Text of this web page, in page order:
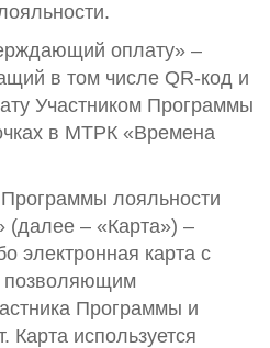
оплату» –
в том числе QR-код и
Участником Программы
в МТРК «Времена
лояльности
– «Карта») –
электронная карта с
позволяющим
Программы и
Карта используется